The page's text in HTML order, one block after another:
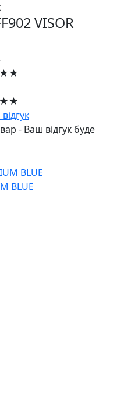
VISOR
- Ваш відгук буде
BLUE